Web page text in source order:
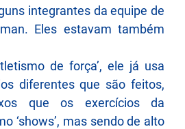
integrantes da equipe de
Eles estavam também
de força’, ele já usa
diferentes que são feitos,
que os exercícios da
‘shows’, mas sendo de alto